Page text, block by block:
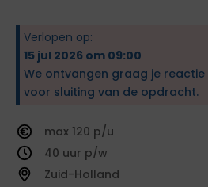
Verlopen op:
15 jul 2026 om 09:00
We ontvangen graag je reactie
voor sluiting van de opdracht.
120
40
Zuid-Holland